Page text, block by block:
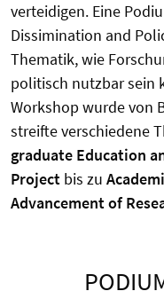
verteidigen. Eine
Dissimination and
Thematik, wie
politisch nutzbar sein
Workshop wurde von
streifte verschiedene
graduate Education
Project bis zu
Advancement of